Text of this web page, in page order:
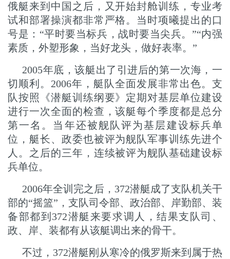
俄艇来到中国之后，又开始封舱训练，专业考
试和部署操演都非常严格。当时项曦提出的口
号是：“平时要当标兵，战时要当尖兵。”“内强
素质，外塑形象，当好龙头，做好表率。”
2005年底，该艇出了引进后的第一次海，一
切顺利。2006年，艇队全面发展非常出色。支
队按照《潜艇训练纲要》定期对基层单位建设
进行一次全面的检查，该艇每个季度都是总分
第一名。当年还被舰队评为基层建设标兵单
位，艇长、政委也被评为舰队军事训练先进个
人。之后的三年，连续被评为舰队基础建设标
兵单位。
2006年全训完之后，372潜艇成了支队机关干
部的“摇篮”，支队司令部、政治部、岸勤部、装
备部都到372潜艇来要求调人，结果支队司、
政、岸、装都有从该艇调出来的骨干。
不过，372潜艇刚从寒冷的俄罗斯来到属于热